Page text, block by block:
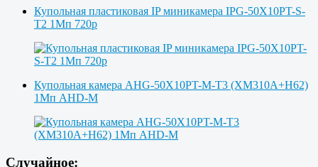
Купольная пластиковая IP миникамера IPG-50X10PT-S-
T2 1Мп 720p
Купольная камера AHG-50X10PT-M-T3 (XM310A+H62)
1Мп AHD-M
Случайное: